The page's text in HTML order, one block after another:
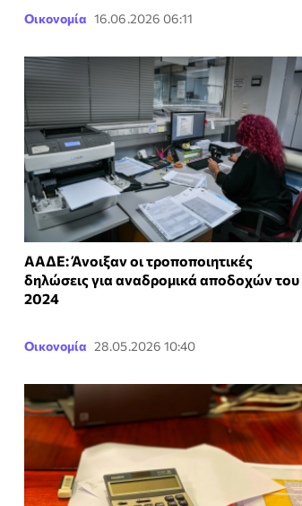
Οικονομία 16.06.2026 06:11
ΑΑΔΕ: Άνοιξαν οι τροποποιητικές
δηλώσεις για αναδρομικά αποδοχών του
2024
Οικονομία 28.05.2026 10:40